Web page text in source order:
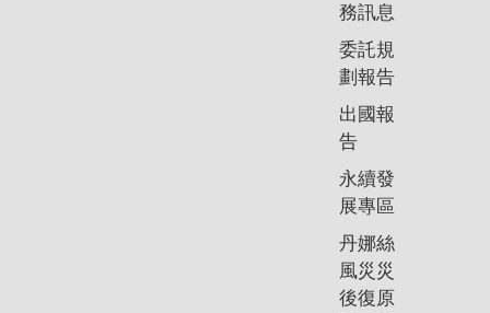
務訊息
委託規
劃報告
出國報
告
永續發
展專區
丹娜絲
風災災
後復原